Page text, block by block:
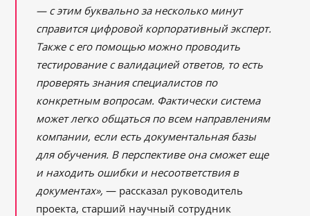
— с этим буквально за несколько минут
справится цифровой корпоративный эксперт.
Также с его помощью можно проводить
тестирование с валидацией ответов, то есть
проверять знания специалистов по
конкретным вопросам. Фактически система
может легко общаться по всем направлениям
компании, если есть документальная базы
для обучения. В перспективе она сможет еще
и находить ошибки и несоответствия в
документах», — рассказал руководитель
проекта, старший научный сотрудник